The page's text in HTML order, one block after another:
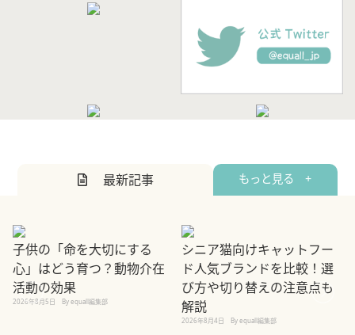
最新記事 もっと見る +
子供の「命を大切にする
心」はどう育つ？動物介在
活動の効果
2026年8月5日 By equall編集部
シニア猫向けキャットフー
ド人気ブランドを比較！選
び方や切り替えの注意点も
解説
2026年8月4日 By equall編集部